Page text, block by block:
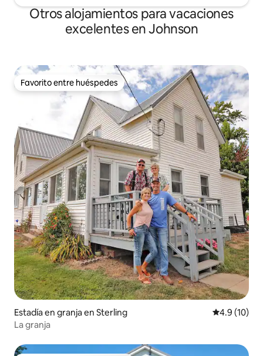
Otros alojamientos para vacaciones
excelentes en Johnson
Favorito entre huéspedes
Favorito entre huéspedes
Estadía en granja en Sterling Calificación
4.9 (10)
La granja